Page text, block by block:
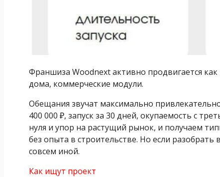
Франшиза Woodnext активно продвигается
дома, коммерческие модули.
Обещания звучат максимально
400 000 ₽, запуск за 30 дней, окупаемость с
нуля и упор на растущий рынок, и получаем
без опыта в строительстве. Но если разобрать
совсем иной.
Как ищут проект